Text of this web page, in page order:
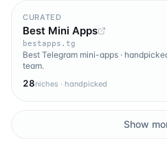
CURATED
Best Mini Apps
bestapps.tg
Best Telegram mini-apps ·
team.
28niches · handpicked
Show